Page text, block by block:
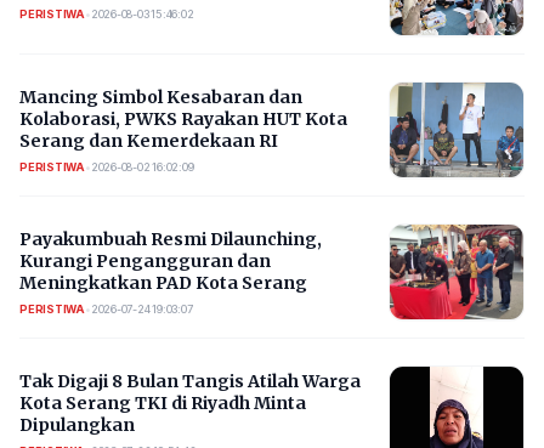
PERISTIWA• 2026-08-03 15:46:02
Mancing Simbol Kesabaran dan
Kolaborasi, PWKS Rayakan HUT Kota
Serang dan Kemerdekaan RI
PERISTIWA• 2026-08-02 16:02:09
Payakumbuah Resmi Dilaunching,
Kurangi Pengangguran dan
Meningkatkan PAD Kota Serang
PERISTIWA• 2026-07-24 19:03:07
​Tak Digaji 8 Bulan Tangis Atilah Warga
Kota Serang TKI di Riyadh Minta
Dipulangkan